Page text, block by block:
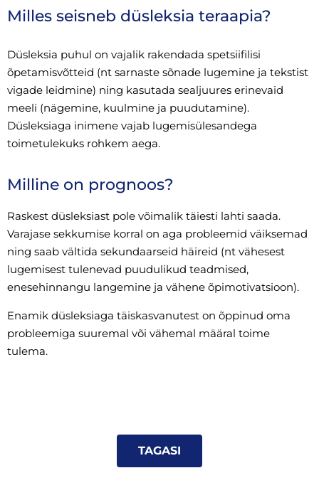
Milles seisneb düsleksia teraapia?
Düsleksia puhul on vajalik rakendada spetsiifilisi
õpetamisvõtteid (nt sarnaste sõnade lugemine ja tekstist
vigade leidmine) ning kasutada sealjuures erinevaid
meeli (nägemine, kuulmine ja puudutamine).
Düsleksiaga inimene vajab lugemisülesandega
toimetulekuks rohkem aega.
Milline on prognoos?
Raskest düsleksiast pole võimalik täiesti lahti saada.
Varajase sekkumise korral on aga probleemid väiksemad
ning saab vältida sekundaarseid häireid (nt vähesest
lugemisest tulenevad puudulikud teadmised,
enesehinnangu langemine ja vähene õpimotivatsioon).
Enamik düsleksiaga täiskasvanutest on õppinud oma
probleemiga suuremal või vähemal määral toime
tulema.
TAGASI